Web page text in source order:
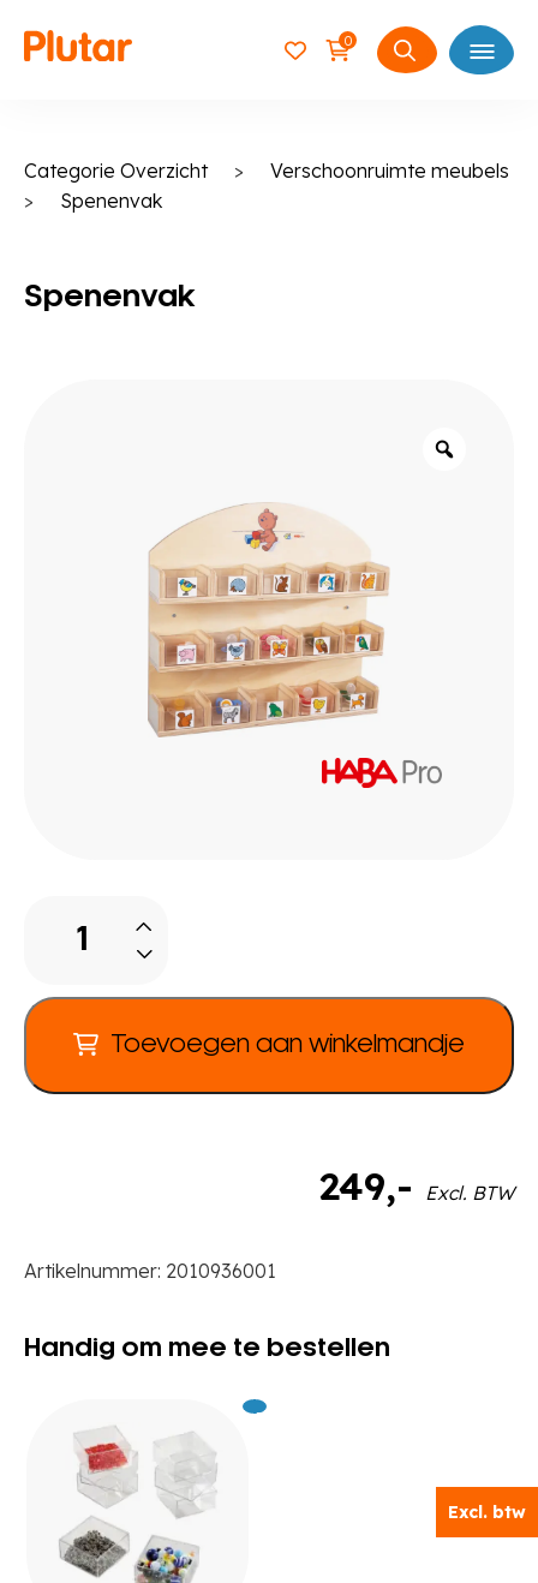
Excl. btw
0
Zoeken
Open
Categorie Overzicht > Verschoonruimte meubels
> Spenenvak
Spenenvak
aantal
Toevoegen aan winkelmandje
Artikelnummer: 2010936001
249,- Excl. BTW
Handig om mee te bestellen
Excl.